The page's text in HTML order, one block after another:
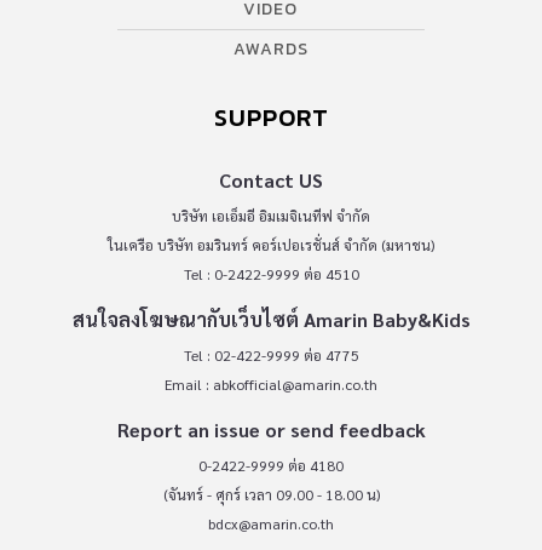
VIDEO
AWARDS
SUPPORT
Contact US
บริษัท เอเอ็มอี อิมเมจิเนทีฟ จำกัด
ในเครือ บริษัท อมรินทร์ คอร์เปอเรชั่นส์ จำกัด (มหาชน)
Tel : 0-2422-9999 ต่อ 4510
สนใจลงโฆษณากับเว็บไซต์ Amarin Baby&Kids
Tel : 02-422-9999 ต่อ 4775
Email : abkofficial@amarin.co.th
Report an issue or send feedback
0-2422-9999 ต่อ 4180
(จันทร์ - ศุกร์ เวลา 09.00 - 18.00 น)
bdcx@amarin.co.th